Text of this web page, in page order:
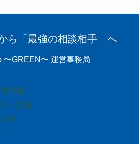
ら「最強の相談相手」へ
〜GREEN〜 運営事務局
門職
・広報
共